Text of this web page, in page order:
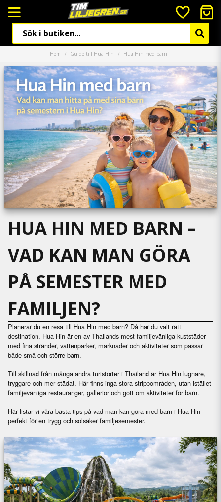
Hem Guide till Hua Hin Hua Hin med barn
HUA HIN MED BARN –
VAD KAN MAN GÖRA
PÅ SEMESTER MED
FAMILJEN?
Planerar du en resa till Hua Hin med barn? Då har du valt rätt
destination. Hua Hin är en av Thailands mest familjevänliga kuststäder
med fina stränder, vattenparker, marknader och aktiviteter som passar
både små och större barn.
Till skillnad från många andra turistorter i Thailand är Hua Hin lugnare,
tryggare och mer städat. Här finns inga stora strippområden, utan istället
familjevänliga restauranger, gallerior och gott om aktiviteter för barn.
Här listar vi våra bästa tips på vad man kan göra med barn i Hua Hin –
perfekt för en trygg och solsäker familjesemester.